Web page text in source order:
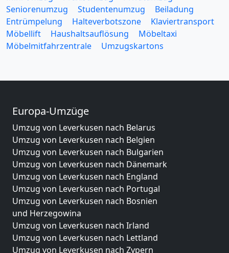
Seniorenumzug
Studentenumzug
Beiladung
Entrümpelung
Halteverbotszone
Klaviertransport
Möbellift
Haushaltsauflösung
Möbeltaxi
Möbelmitfahrzentrale
Umzugskartons
Europa-Umzüge
Umzug von Leverkusen nach Belarus
Umzug von Leverkusen nach Belgien
Umzug von Leverkusen nach Bulgarien
Umzug von Leverkusen nach Dänemark
Umzug von Leverkusen nach England
Umzug von Leverkusen nach Portugal
Umzug von Leverkusen nach Bosnien
und Herzegowina
Umzug von Leverkusen nach Irland
Umzug von Leverkusen nach Lettland
Umzug von Leverkusen nach Zypern